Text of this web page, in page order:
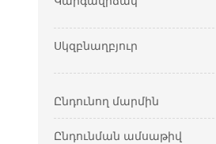
Սկզբնաղբյուր
Ընդունող մարմին
Ընդունման ամսաթիվ